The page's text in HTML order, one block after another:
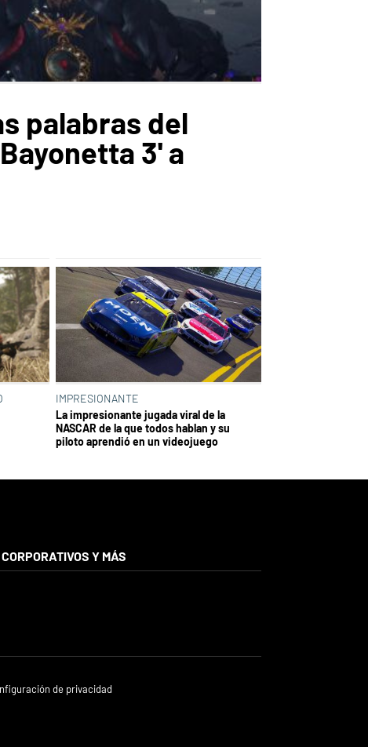
palabras del
3' a
IMPRESIONANTE
La impresionante jugada viral de la
NASCAR de la que todos hablan y su
piloto aprendió en un videojuego
CORPORATIVOS Y MÁS
de privacidad